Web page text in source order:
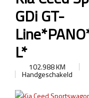
GDi GT-
L*
102.988 KM
Handgeschakeld